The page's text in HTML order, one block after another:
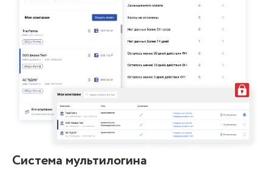
Система мультилогина